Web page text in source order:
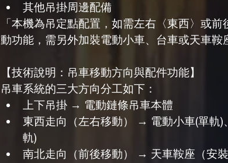
其他吊掛周邊配備
「本機為吊定點配置，如需左右〈東西〉或前
動功能，需另外加裝電動小車、台車或天車鞍
【技術說明：吊車移動方向與配件功能】
吊車系統的三大方向分工如下：
上下吊掛 → 電動鏈條吊車本體
東西走向（左右移動） → 電動小車(單軌)
軌)
南北走向（前後移動） → 天車鞍座（安